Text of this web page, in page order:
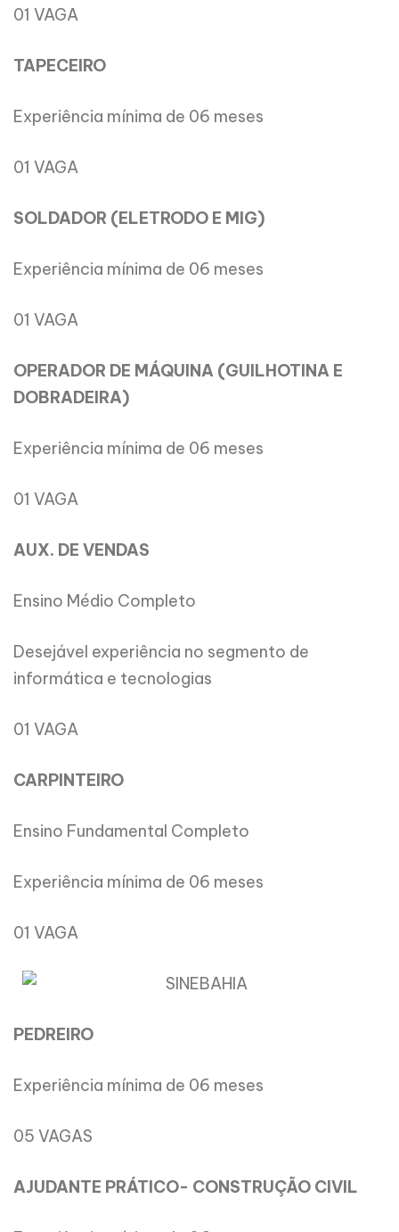
01 VAGA
TAPECEIRO
Experiência mínima de 06 meses
01 VAGA
SOLDADOR (ELETRODO E MIG)
Experiência mínima de 06 meses
01 VAGA
OPERADOR DE MÁQUINA (GUILHOTINA E
DOBRADEIRA)
Experiência mínima de 06 meses
01 VAGA
AUX. DE VENDAS
Ensino Médio Completo
Desejável experiência no segmento de
informática e tecnologias
01 VAGA
CARPINTEIRO
Ensino Fundamental Completo
Experiência mínima de 06 meses
01 VAGA
PEDREIRO
Experiência mínima de 06 meses
05 VAGAS
AJUDANTE PRÁTICO- CONSTRUÇÃO CIVIL